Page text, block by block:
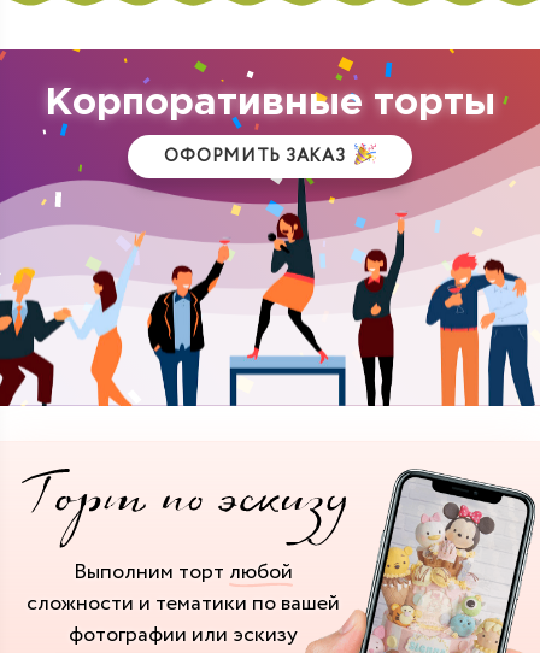
Корпоративные торты
ОФОРМИТЬ ЗАКАЗ
Выполним торт любой
сложности и тематики по вашей
фотографии или эскизу